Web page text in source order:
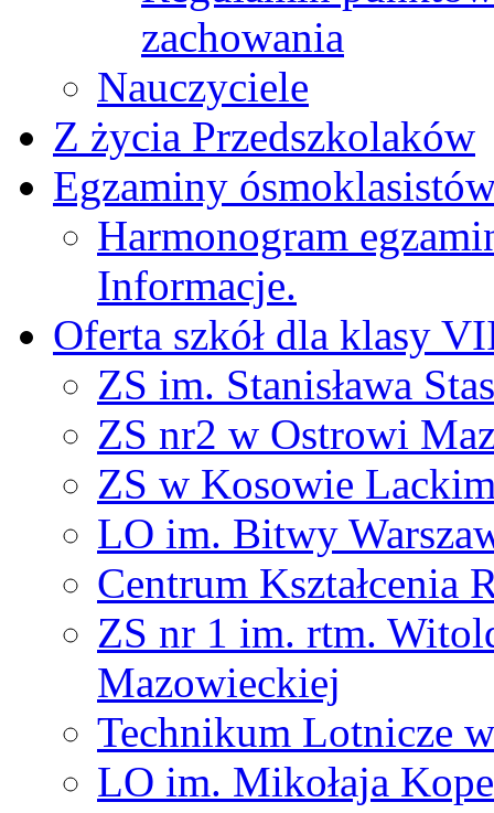
zachowania
Nauczyciele
Z życia Przedszkolaków
Egzaminy
Harmonogram
Informacje.
Oferta szkół dla klasy
ZS im. Stanisława
ZS nr2 w Ostrowi
ZS w Kosowie
LO im. Bitwy
Centrum Kształcenia
ZS nr 1 im. rtm.
Mazowieckiej
Technikum Lotnicze
LO im. Mikołaja